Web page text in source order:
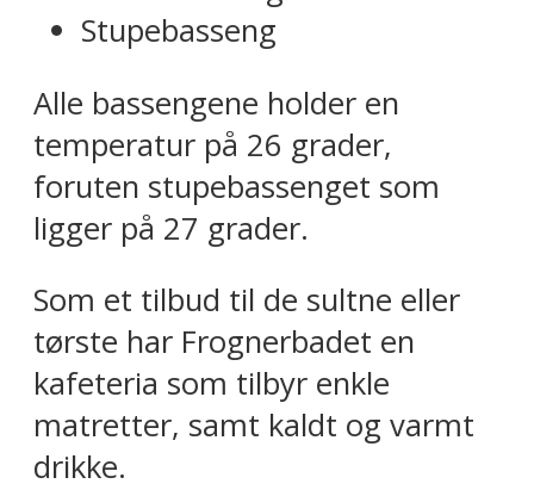
Stupebasseng
Alle bassengene holder en
temperatur på 26 grader,
foruten stupebassenget som
ligger på 27 grader.
Som et tilbud til de sultne eller
tørste har Frognerbadet en
kafeteria som tilbyr enkle
matretter, samt kaldt og varmt
drikke.